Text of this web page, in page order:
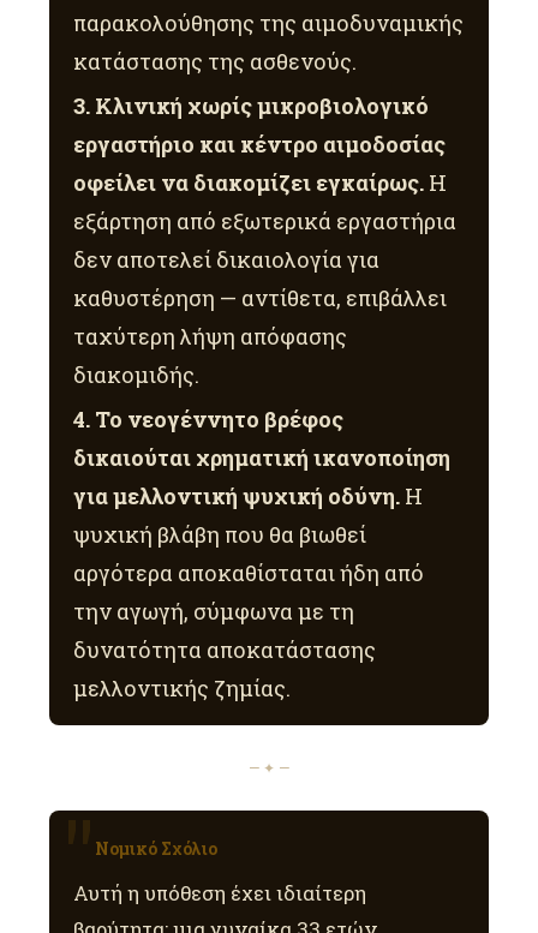
παρακολούθησης της αιμοδυναμικής
κατάστασης της ασθενούς.
3. Κλινική χωρίς μικροβιολογικό
εργαστήριο και κέντρο αιμοδοσίας
οφείλει να διακομίζει εγκαίρως. Η
εξάρτηση από εξωτερικά εργαστήρια
δεν αποτελεί δικαιολογία για
καθυστέρηση — αντίθετα, επιβάλλει
ταχύτερη λήψη απόφασης
διακομιδής.
4. Το νεογέννητο βρέφος
δικαιούται χρηματική ικανοποίηση
για μελλοντική ψυχική οδύνη. Η
ψυχική βλάβη που θα βιωθεί
αργότερα αποκαθίσταται ήδη από
την αγωγή, σύμφωνα με τη
δυνατότητα αποκατάστασης
μελλοντικής ζημίας.
— ✦ —
Νομικό Σχόλιο
Αυτή η υπόθεση έχει ιδιαίτερη